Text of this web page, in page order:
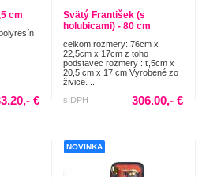
cm
€
Svätý František (s
holubicami) - 80 cm
celkom rozmery: 76cm x
22,5cm x 17cm z toho
podstavec rozmery : ť,5cm x
20,5 cm x 17 cm Vyrobené zo
živice. ...
s DPH
306.00,- €
NOVINKA